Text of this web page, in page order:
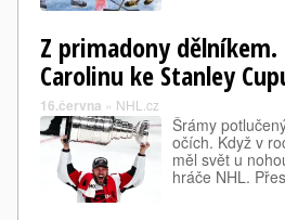
Z primadony
Carolinu ke Stanley
16.června » NHL.cz
Šrámy
očích. Když v
měl svět u
hráče NHL.